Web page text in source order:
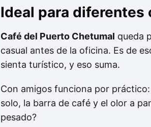
Ideal para diferentes
Café del Puerto Chetumal queda
casual antes de la oficina. Es de
sienta turístico, y eso suma.
Con amigos funciona por
solo, la barra de café y el olor a
pesado?